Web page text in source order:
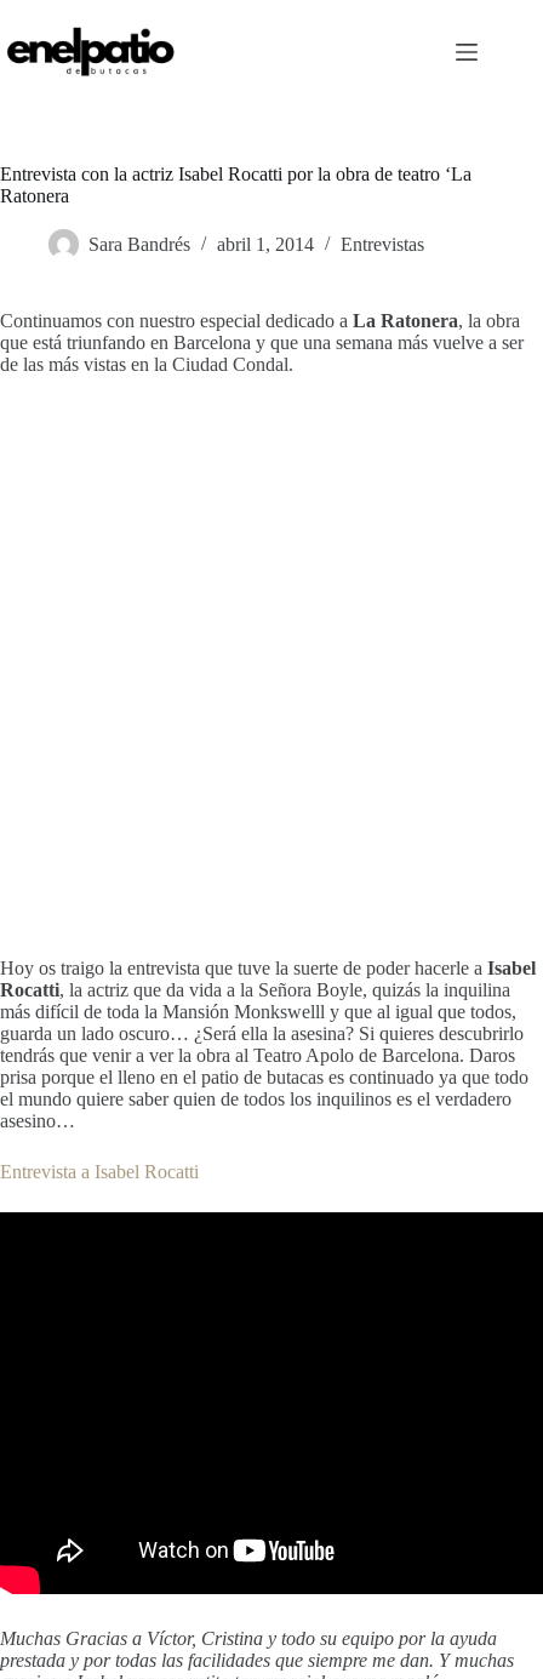
contenido
Entrevista con la actriz Isabel Rocatti por la obra de teatro ‘La
Ratonera
Sara Bandrés abril 1, 2014 Entrevistas
Continuamos con nuestro especial dedicado a La Ratonera, la obra
que está triunfando en Barcelona y que una semana más vuelve a ser
de las más vistas en la Ciudad Condal.
Hoy os traigo la entrevista que tuve la suerte de poder hacerle a Isabel
Rocatti, la actriz que da vida a la Señora Boyle, quizás la inquilina
más difícil de toda la Mansión Monkswelll y que al igual que todos,
guarda un lado oscuro… ¿Será ella la asesina? Si quieres descubrirlo
tendrás que venir a ver la obra al Teatro Apolo de Barcelona. Daros
prisa porque el lleno en el patio de butacas es continuado ya que todo
el mundo quiere saber quien de todos los inquilinos es el verdadero
asesino…
Entrevista a Isabel Rocatti
Muchas Gracias a Víctor, Cristina y todo su equipo por la ayuda
prestada y por todas las facilidades que siempre me dan. Y muchas